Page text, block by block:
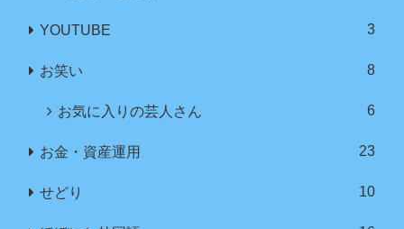
YOUTUBE 3
お笑い 8
お気に入りの芸人さん 6
お金・資産運用 23
せどり 10